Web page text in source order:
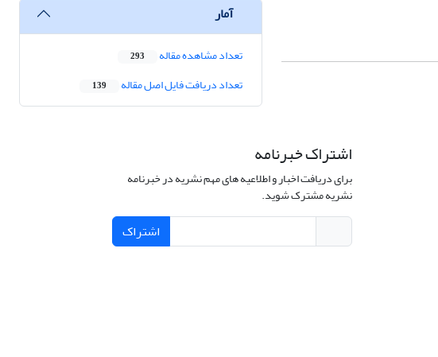
آمار
تعداد مشاهده مقاله 293
تعداد دریافت فایل اصل مقاله 139
اشتراک خبرنامه
برای دریافت اخبار و اطلاعیه های مهم نشریه در خبرنامه
نشریه مشترک شوید.
اشتراک